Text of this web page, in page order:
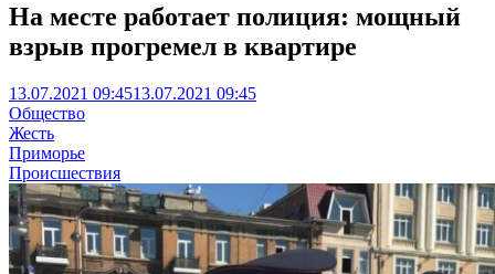
На месте работает полиция: мощный
взрыв прогремел в квартире
13.07.2021 09:4513.07.2021 09:45
Общество
Жесть
Приморье
Происшествия